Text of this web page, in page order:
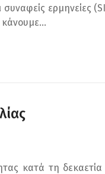
ερμηνείες
κάνουμε...
κατά τη δεκαετία